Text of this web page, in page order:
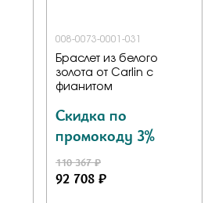
008-0073-0001-031
Браслет из белого
золота от Carlin с
фианитом
Скидка по
промокоду 3%
110 367 ₽
92 708 ₽